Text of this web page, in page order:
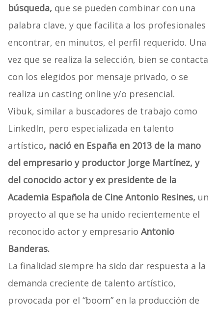
búsqueda, que se pueden combinar con una
palabra clave, y que facilita a los profesionales
encontrar, en minutos, el perfil requerido. Una
vez que se realiza la selección, bien se contacta
con los elegidos por mensaje privado, o se
realiza un casting online y/o presencial.
Vibuk, similar a buscadores de trabajo como
LinkedIn, pero especializada en talento
artístico, nació en España en 2013 de la mano
del empresario y productor Jorge Martínez, y
del conocido actor y ex presidente de la
Academia Española de Cine Antonio Resines, un
proyecto al que se ha unido recientemente el
reconocido actor y empresario Antonio
Banderas.
La finalidad siempre ha sido dar respuesta a la
demanda creciente de talento artístico,
provocada por el “boom” en la producción de